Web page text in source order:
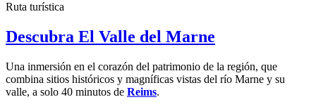
Ruta turística
Descubra El Valle del Marne
Una inmersión en el corazón del patrimonio de la región, que
combina sitios históricos y magníficas vistas del río Marne y su
valle, a solo 40 minutos de Reims.